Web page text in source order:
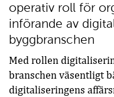
operativ roll för
införande av
byggbranschen
Med rollen
branschen väsentligt
digitaliseringens